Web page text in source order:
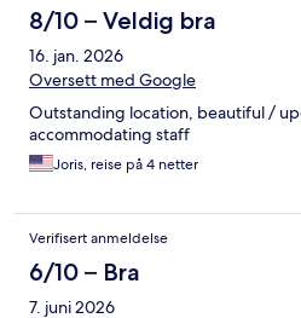
8/10 – Veldig bra
16. jan. 2026
Oversett med Google
Outstanding location, beautiful /
accommodating staff
Joris, reise på 4 netter
Verifisert anmeldelse
6/10 – Bra
7. juni 2026